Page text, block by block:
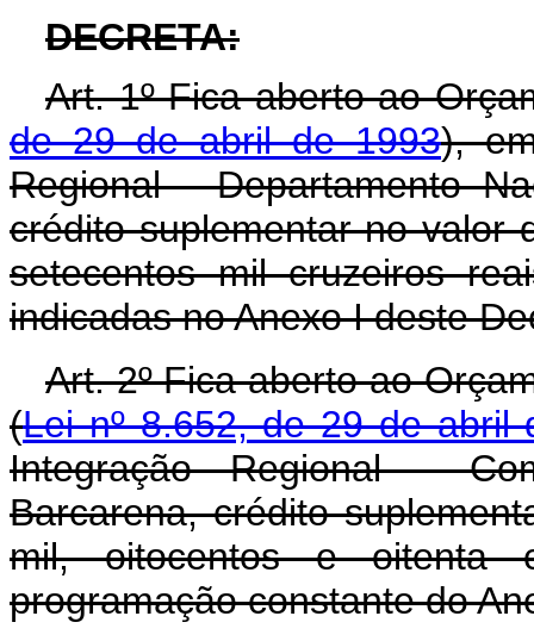
DECRETA:
Art. 1º Fica aberto ao
de 29 de abril de 1993),
Regional - Departamento
crédito suplementar no valor
setecentos mil cruzeiros
indicadas no Anexo I deste
Art. 2º Fica aberto ao
(Lei nº 8.652, de 29 de abril
Integração Regional -
Barcarena, crédito
mil, oitocentos e oitenta
programação constante do